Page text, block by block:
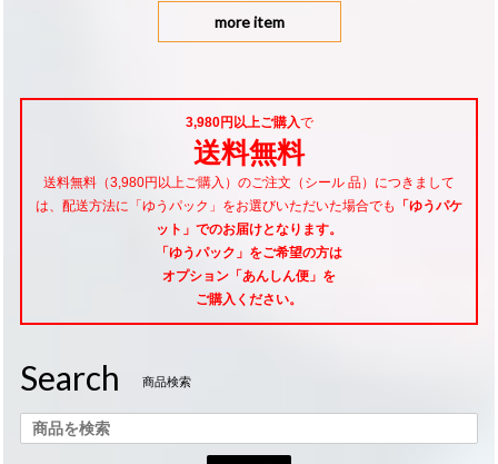
more item
3,980円以上ご購入で
送料無料
送料無料（3,980円以上ご購入）のご注文（シール 品）につきまして
は、配送方法に「ゆうパック」をお選びいただいた場合でも
「ゆうパケ
ット」でのお届けとなります。
「ゆうパック」をご希望の方は
オプション「あんしん便」 を
ご購入ください。
Search 商品検索